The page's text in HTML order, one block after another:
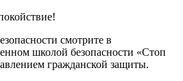
смотрите в
школой безопасности «Стоп
гражданской защиты.